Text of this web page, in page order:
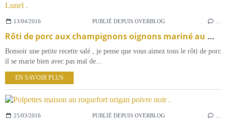
13/04/2016 PUBLIÉ DEPUIS OVERBLOG
Rôti de porc aux champignons oignons mariné au Muscat de Lunel .
Bonsoir une petite recette salé , je pense que vous aimez tous le rôti de porc
il se marie bien avec pas mal de...
EN SAVOIR PLUS
25/03/2016 PUBLIÉ DEPUIS OVERBLOG